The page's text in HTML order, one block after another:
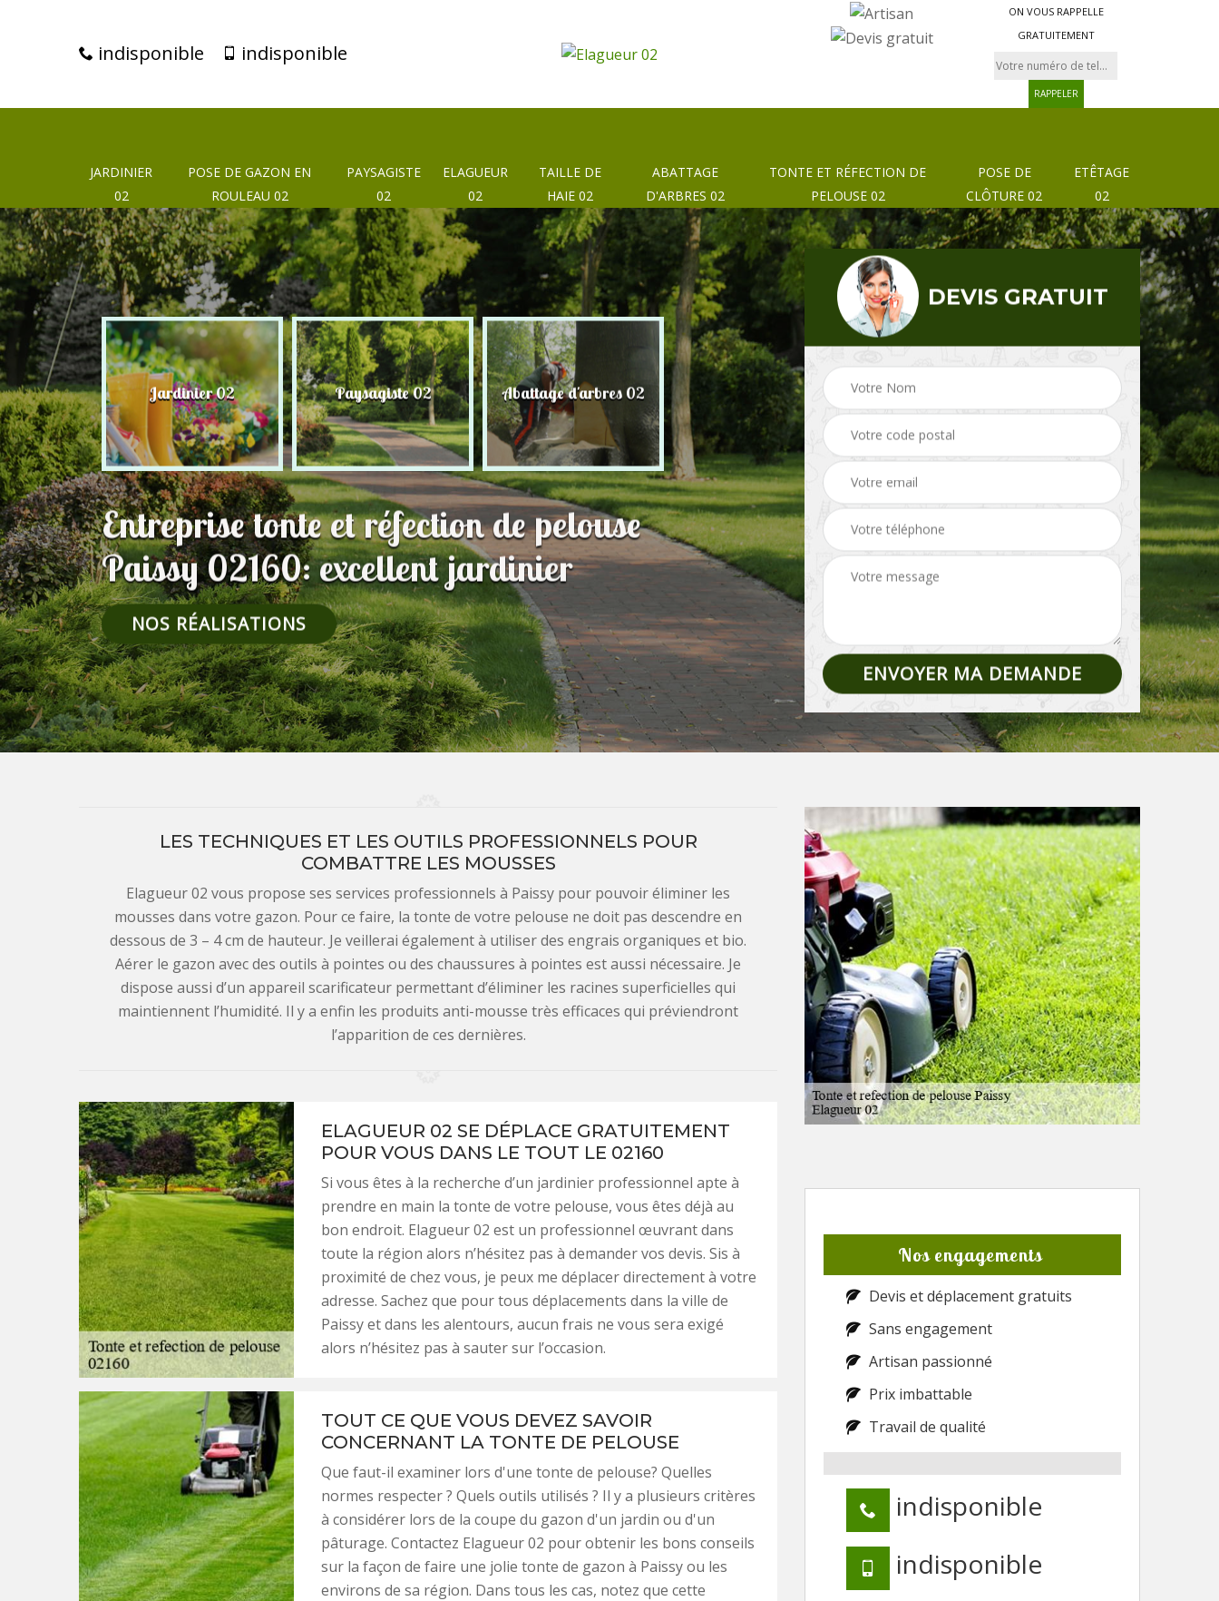
indisponible indisponible
ON VOUS RAPPELLE
GRATUITEMENT
JARDINIER
02
POSE DE GAZON EN
ROULEAU 02
PAYSAGISTE
02
ELAGUEUR
02
TAILLE DE
HAIE 02
ABATTAGE
D'ARBRES 02
TONTE ET RÉFECTION DE
PELOUSE 02
POSE DE
CLÔTURE 02
ETÊTAGE
02
02 Jardinier 02 Paysagiste 02 Abattage d'arbres 02 Taille de haie 02 Pose de clôture et Etêtage 02
Entreprise tonte et réfection de pelouse
Paissy 02160: excellent jardinier
NOS RÉALISATIONS
DEVIS GRATUIT
LES TECHNIQUES ET LES OUTILS PROFESSIONNELS POUR
COMBATTRE LES MOUSSES
Elagueur 02 vous propose ses services professionnels à Paissy pour pouvoir éliminer les
mousses dans votre gazon. Pour ce faire, la tonte de votre pelouse ne doit pas descendre en
dessous de 3 – 4 cm de hauteur. Je veillerai également à utiliser des engrais organiques et bio.
Aérer le gazon avec des outils à pointes ou des chaussures à pointes est aussi nécessaire. Je
dispose aussi d’un appareil scarificateur permettant d’éliminer les racines superficielles qui
maintiennent l’humidité. Il y a enfin les produits anti-mousse très efficaces qui préviendront
l’apparition de ces dernières.
ELAGUEUR 02 SE DÉPLACE GRATUITEMENT
POUR VOUS DANS LE TOUT LE 02160
Si vous êtes à la recherche d’un jardinier professionnel apte à
prendre en main la tonte de votre pelouse, vous êtes déjà au
bon endroit. Elagueur 02 est un professionnel œuvrant dans
toute la région alors n’hésitez pas à demander vos devis. Sis à
proximité de chez vous, je peux me déplacer directement à votre
adresse. Sachez que pour tous déplacements dans la ville de
Paissy et dans les alentours, aucun frais ne vous sera exigé
alors n’hésitez pas à sauter sur l’occasion.
TOUT CE QUE VOUS DEVEZ SAVOIR
CONCERNANT LA TONTE DE PELOUSE
Que faut-il examiner lors d'une tonte de pelouse? Quelles
normes respecter ? Quels outils utilisés ? Il y a plusieurs critères
à considérer lors de la coupe du gazon d'un jardin ou d'un
pâturage. Contactez Elagueur 02 pour obtenir les bons conseils
sur la façon de faire une jolie tonte de gazon à Paissy ou les
environs de sa région. Dans tous les cas, notez que cette
Nos engagements
Devis et déplacement gratuits
Sans engagement
Artisan passionné
Prix imbattable
Travail de qualité
indisponible
indisponible